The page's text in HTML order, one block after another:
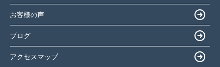
お客様の声
ブログ
アクセスマップ